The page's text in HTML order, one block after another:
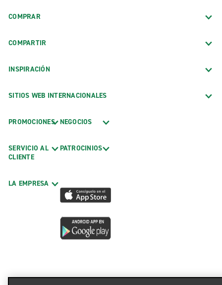
COMPRAR
COMPARTIR
INSPIRACIÓN
SITIOS WEB INTERNACIONALES
PROMOCIONES
SERVICIO AL
CLIENTE
LA EMPRESA
NEGOCIOS
PATROCINIOS